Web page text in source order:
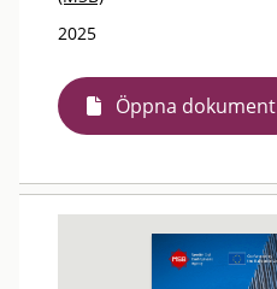
2025
Öppna dokument